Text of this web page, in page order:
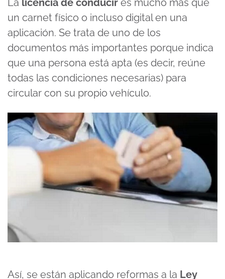
La licencia de conducir es mucho más que
un carnet físico o incluso digital en una
aplicación. Se trata de uno de los
documentos más importantes porque indica
que una persona está apta (es decir, reúne
todas las condiciones necesarias) para
circular con su propio vehículo.
Así, se están aplicando reformas a la Ley